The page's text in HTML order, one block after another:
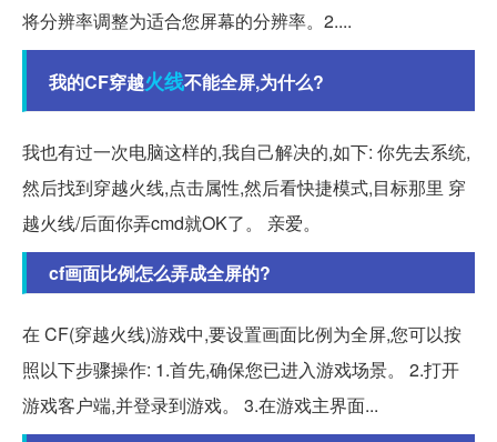
将分辨率调整为适合您屏幕的分辨率。2....
我的CF穿越火线不能全屏,为什么?
我也有过一次电脑这样的,我自己解决的,如下: 你先去系统,
然后找到穿越火线,点击属性,然后看快捷模式,目标那里 穿
越火线/后面你弄cmd就OK了。 亲爱。
cf画面比例怎么弄成全屏的?
在 CF(穿越火线)游戏中,要设置画面比例为全屏,您可以按
照以下步骤操作: 1.首先,确保您已进入游戏场景。 2.打开
游戏客户端,并登录到游戏。 3.在游戏主界面...